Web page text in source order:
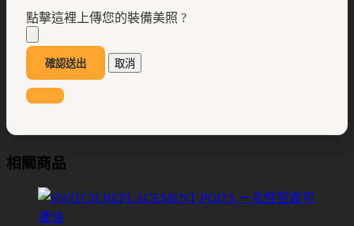
點擊這裡上傳您的裝備美照 ?
確認送出 取消
相關商品